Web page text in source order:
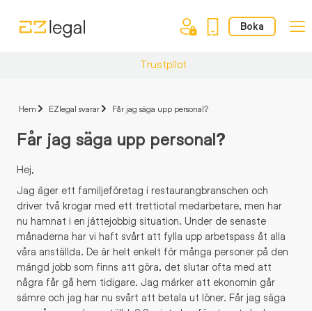
Boka
Trustpilot
Hem EZlegal svarar Får jag säga upp personal?
Får jag säga upp personal?
Hej,
Jag äger ett familjeföretag i restaurangbranschen och
driver två krogar med ett trettiotal medarbetare, men har
nu hamnat i en jättejobbig situation. Under de senaste
månaderna har vi haft svårt att fylla upp arbetspass åt alla
våra anställda. De är helt enkelt för många personer på den
mängd jobb som finns att göra, det slutar ofta med att
några får gå hem tidigare. Jag märker att ekonomin går
sämre och jag har nu svårt att betala ut löner. Får jag säga